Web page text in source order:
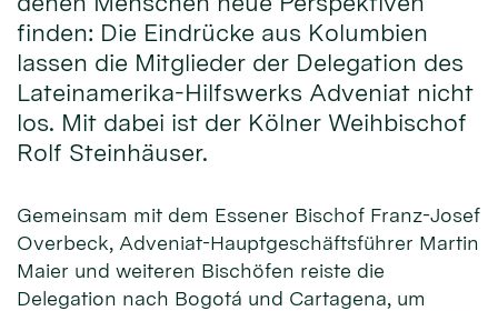
finden: Die Eindrücke aus Kolumbien
lassen die Mitglieder der Delegation des
Lateinamerika-Hilfswerks Adveniat nicht
los. Mit dabei ist der Kölner Weihbischof
Rolf Steinhäuser.
Gemeinsam mit dem Essener Bischof Franz-Josef
Overbeck, Adveniat-Hauptgeschäftsführer Martin
Maier und weiteren Bischöfen reiste die
Delegation nach Bogotá und Cartagena, um